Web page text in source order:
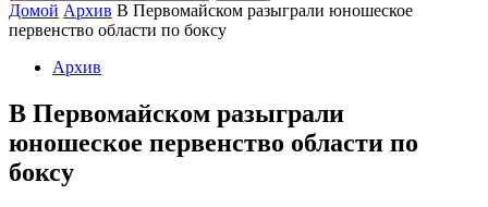
Домой Архив В Первомайском разыграли юношеское
первенство области по боксу
Архив
В Первомайском разыграли
юношеское первенство области по
боксу